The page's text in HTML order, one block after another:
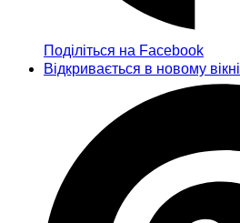
Поділіться на Facebook
Відкривається в новому вікні